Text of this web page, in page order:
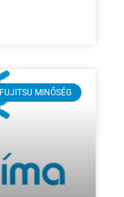
FUJITSU MINŐSÉG